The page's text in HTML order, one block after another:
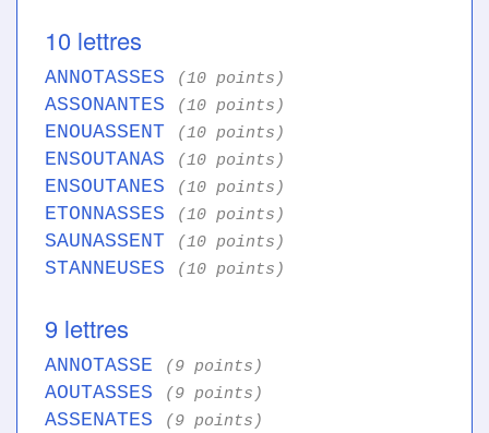
10 lettres
ANNOTASSES (10 points)
ASSONANTES (10 points)
ENOUASSENT (10 points)
ENSOUTANAS (10 points)
ENSOUTANES (10 points)
ETONNASSES (10 points)
SAUNASSENT (10 points)
STANNEUSES (10 points)
9 lettres
ANNOTASSE (9 points)
AOUTASSES (9 points)
ASSENATES (9 points)